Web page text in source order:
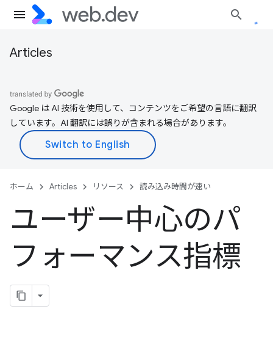
Articles
Google は AI 技術を使用して、コンテンツをご希望の言語に翻訳
しています。AI 翻訳には誤りが含まれる場合があります。
ホーム Articles リソース 読み込み時間が速い
ユーザー中心のパ
フォーマンス指標